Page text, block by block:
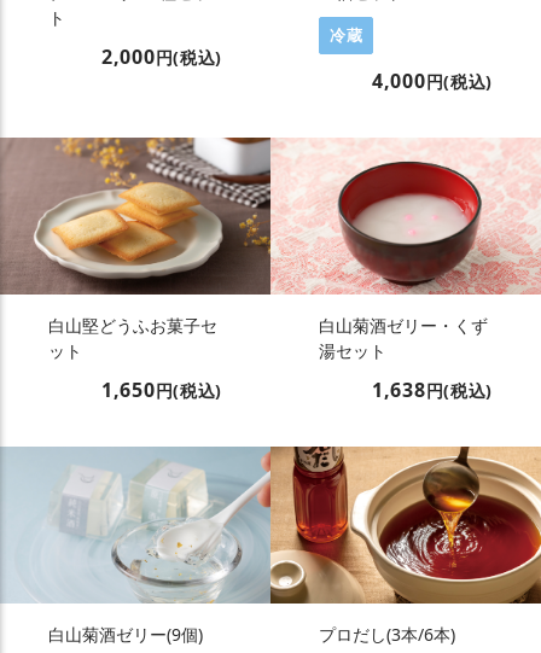
ト
2,000円(税込)
冷蔵
4,000円(税込)
白山堅どうふお菓子セ
ット
1,650円(税込)
白山菊酒ゼリー・くず
湯セット
1,638円(税込)
白山菊酒ゼリー(9個) プロだし(3本/6本)